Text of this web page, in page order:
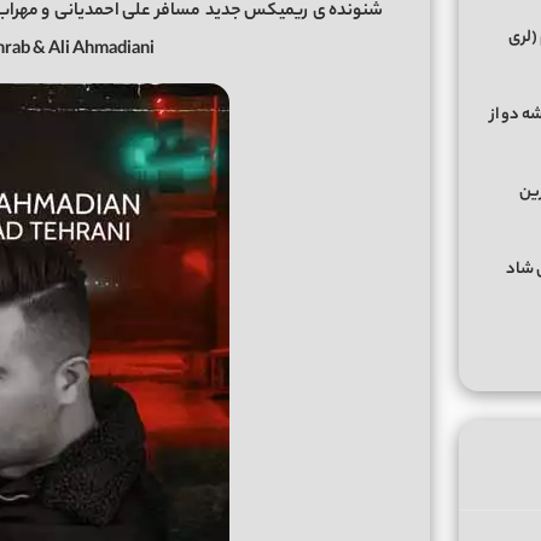
شنونده ی ریمیکس جدید مسافرعلی احمدیانیو
& Ali Ahmadiani
دو از
شاد